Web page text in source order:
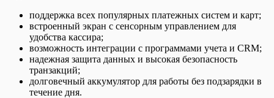
поддержка всех популярных платежных систем и карт;
встроенный экран с сенсорным управлением для
удобства кассира;
возможность интеграции с программами учета и CRM;
надежная защита данных и высокая безопасность
транзакций;
долговечный аккумулятор для работы без подзарядки в
течение дня.